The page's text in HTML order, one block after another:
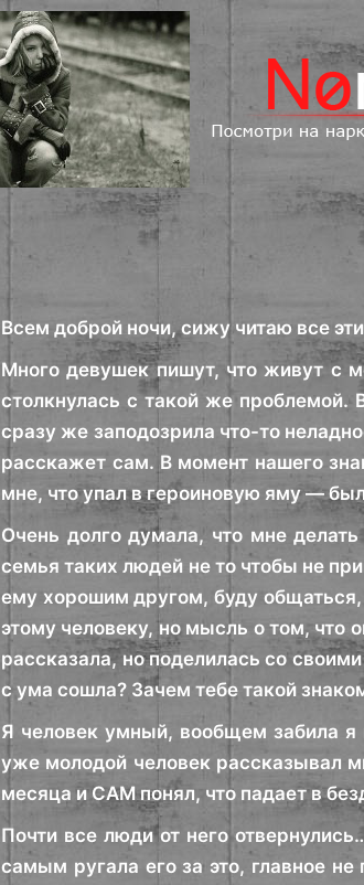
Всем доброй ночи, сижу читаю все
Много девушек пишут, что живут с
столкнулась с такой же проблемой.
сразу же заподозрила что-то
расскажет сам. В момент нашего
мне, что упал в героиновую яму —
Очень долго думала, что мне
семья таких людей не то чтобы не
ему хорошим другом, буду
этому человеку, но мысль о том, что
рассказала, но поделилась со
с ума сошла? Зачем тебе такой
Я человек умный, вообщем забила я
уже молодой человек рассказывал
месяца и САМ понял, что падает в
Почти все люди от него
самым ругала его за это, главное